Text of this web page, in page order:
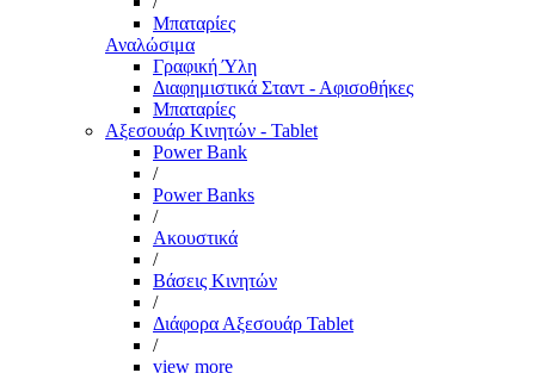
Μπαταρίες
Αναλώσιμα
Γραφική Ύλη
Διαφημιστικά Σταντ - Αφισοθήκες
Μπαταρίες
Αξεσουάρ Κινητών - Tablet
Power Bank
/
Power Banks
/
Ακουστικά
/
Βάσεις Κινητών
/
Διάφορα Αξεσουάρ Tablet
/
view more